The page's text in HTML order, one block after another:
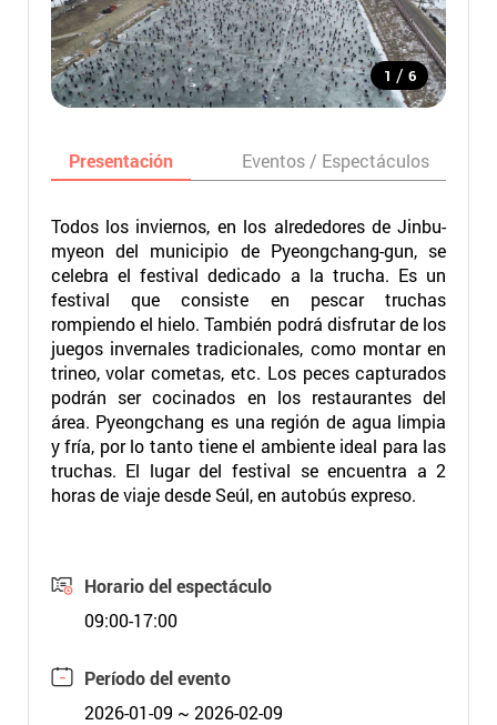
1 / 6
Presentación Eventos / Espectáculos
Todos los inviernos, en los alrededores de Jinbu-
myeon del municipio de Pyeongchang-gun, se
celebra el festival dedicado a la trucha. Es un
festival que consiste en pescar truchas
rompiendo el hielo. También podrá disfrutar de los
juegos invernales tradicionales, como montar en
trineo, volar cometas, etc. Los peces capturados
podrán ser cocinados en los restaurantes del
área. Pyeongchang es una región de agua limpia
y fría, por lo tanto tiene el ambiente ideal para las
truchas. El lugar del festival se encuentra a 2
horas de viaje desde Seúl, en autobús expreso.
Horario del espectáculo
09:00-17:00
Período del evento
2026-01-09 ~ 2026-02-09